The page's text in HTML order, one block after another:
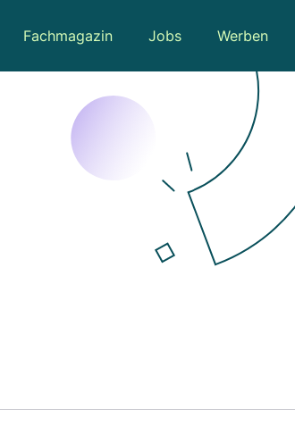
Fachmagazin Jobs Werben